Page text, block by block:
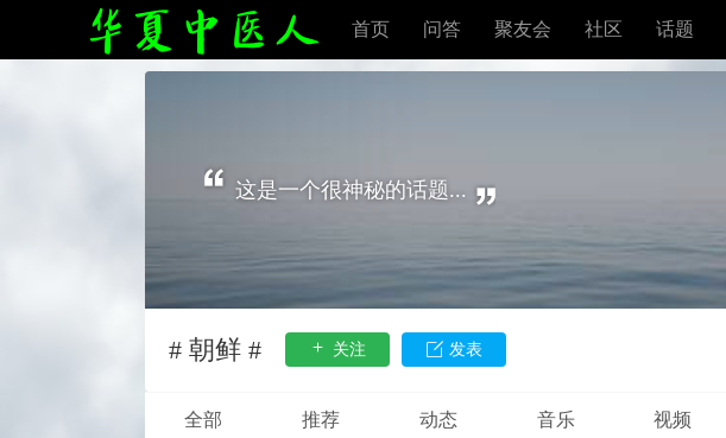
首页 问答 聚友会 社区 话题
这是一个很神秘的话题...
# 朝鲜 # 关注 发表
全部 推荐 动态 音乐 视频